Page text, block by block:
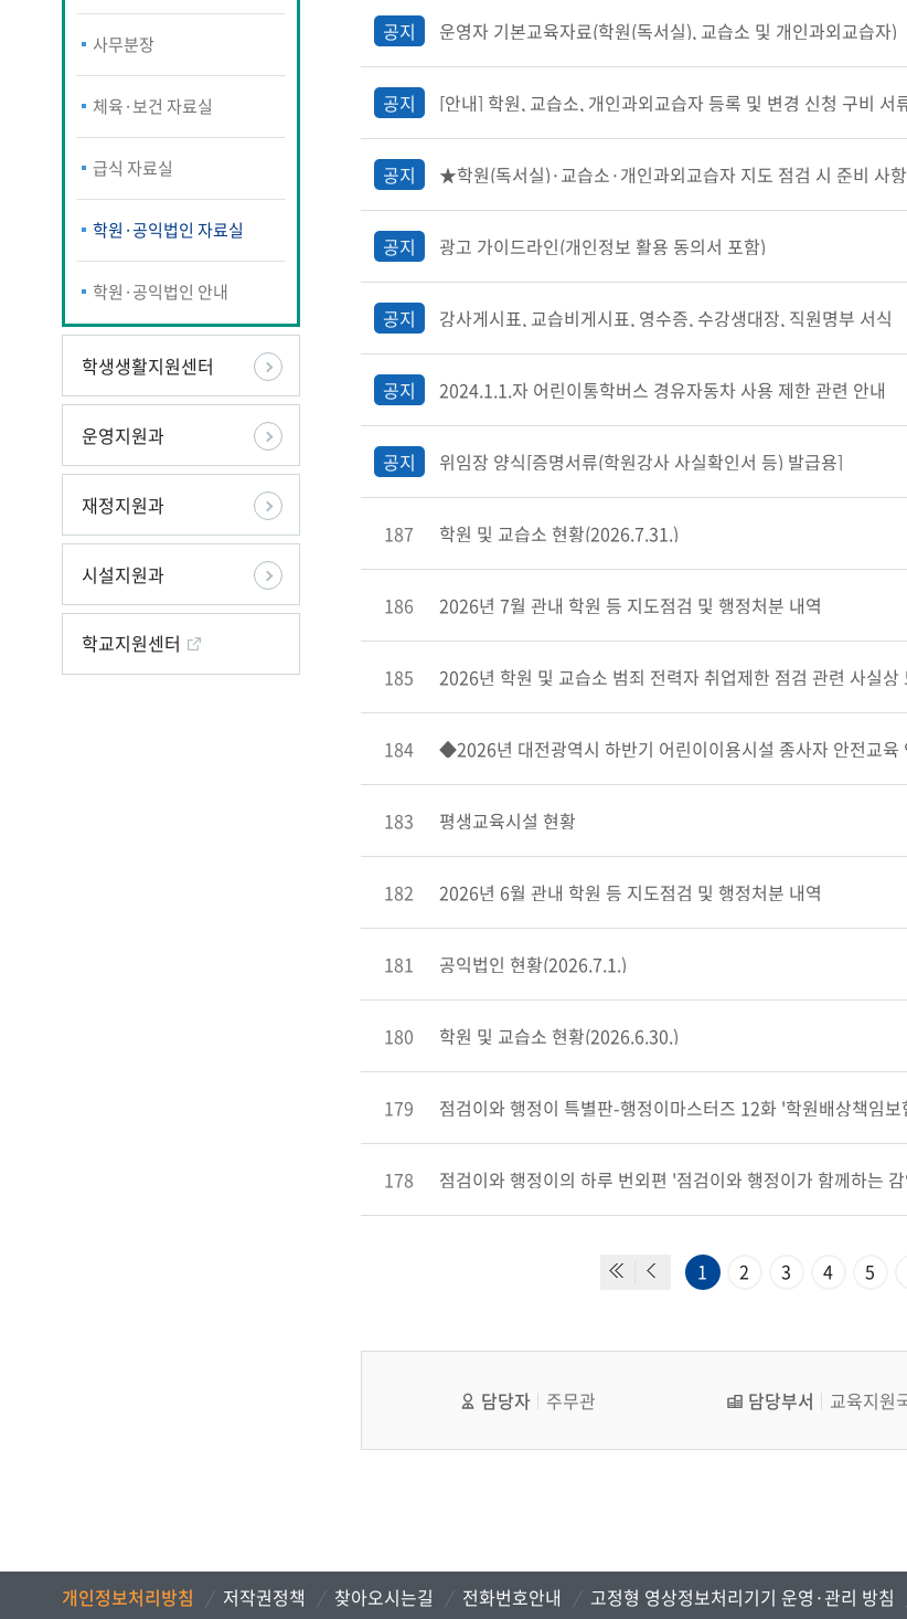
사무분장
체육·보건 자료실
급식 자료실
학원·공익법인 자료실
학원·공익법인 안내
학생생활지원센터
운영지원과
재정지원과
시설지원과
학교지원센터
공지 운영자 기본교육자료(학원(독서실), 교습소 및 개인과외교습자)
공지 [안내] 학원, 교습소, 개인과외교습자 등록 및 변경 신청 구비 서
공지 ★학원(독서실)·교습소·개인과외교습자 지도 점검 시 준비 사
공지 광고 가이드라인(개인정보 활용 동의서 포함)
공지 강사게시표, 교습비게시표, 영수증, 수강생대장, 직원명부 서식
공지 2024.1.1.자 어린이통학버스 경유자동차 사용 제한 관련 안내
공지 위임장 양식[증명서류(학원강사 사실확인서 등) 발급용]
187 학원 및 교습소 현황(2026.7.31.)
186 2026년 7월 관내 학원 등 지도점검 및 행정처분 내역
185 2026년 학원 및 교습소 범죄 전력자 취업제한 점검 관련 사실
184 ◆2026년 대전광역시 하반기 어린이이용시설 종사자 안
183 평생교육시설 현황
182 2026년 6월 관내 학원 등 지도점검 및 행정처분 내역
181 공익법인 현황(2026.7.1.)
180 학원 및 교습소 현황(2026.6.30.)
179 점검이와 행정이 특별판-행정이마스터즈 12화 '학원배상책임보
178 점검이와 행정이의 하루 번외편 '점검이와 행정이가 함께하는
1 2 3 4 5
담당자 주무관 담당부서 교육지원
개인정보처리방침 저작권정책 찾아오시는길 전화번호안내 고정형 영상정보처리기기 운영·관리 방침